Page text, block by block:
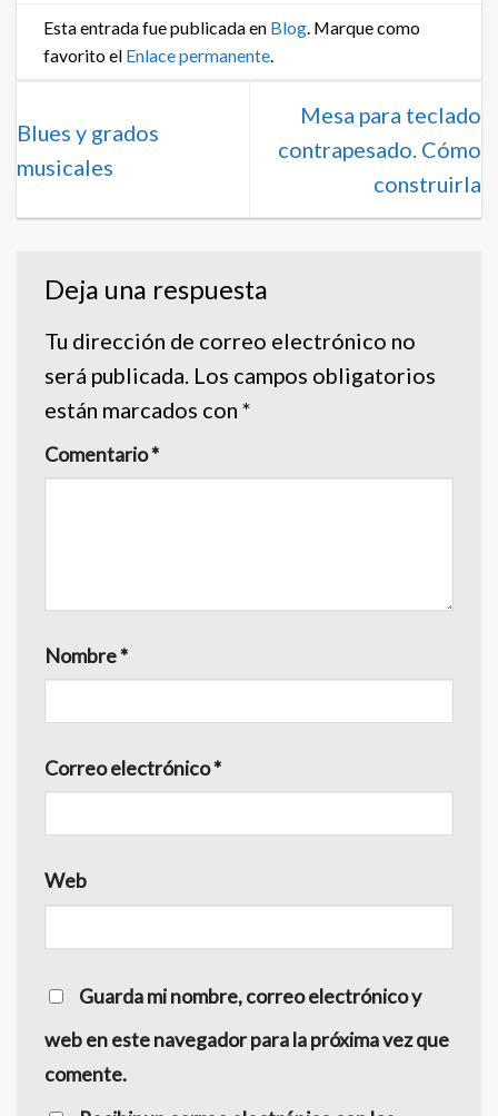
Esta entrada fue publicada en Blog. Marque como
favorito el Enlace permanente.
Blues y grados
musicales
Mesa para teclado
contrapesado. Cómo
construirla
Deja una respuesta
Tu dirección de correo electrónico no
será publicada. Los campos obligatorios
están marcados con *
Comentario*
Nombre*
Correo electrónico*
Web
Guarda mi nombre, correo electrónico y
web en este navegador para la próxima vez que
comente.